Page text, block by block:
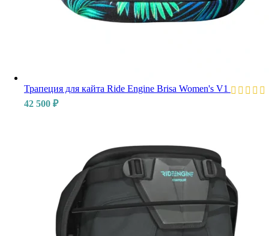
Трапеция для кайта Ride Engine Brisa Women's V1
42 500 ₽